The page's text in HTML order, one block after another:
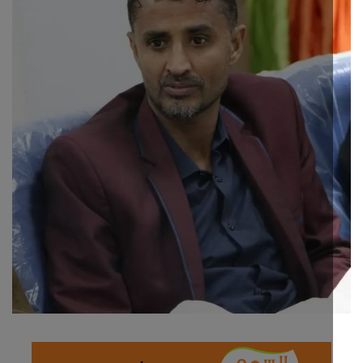
اقتصاد
التقارير والحوارات
مؤسسة حدث اليوم
الطقس
صحة
العالمية
تكنولوجيا وسيارات